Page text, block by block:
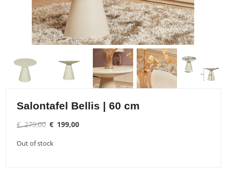
Salontafel Bellis | 60 cm
€279,00 Original
was:
€ 199,00Current
Out of stock